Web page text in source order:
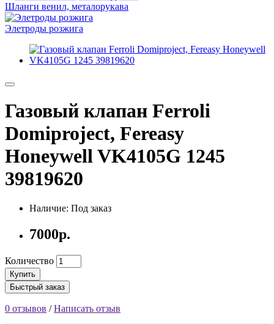
Шланги венил, металорукава
Элетроды розжига
Газовый клапан Ferroli
Domiproject, Fereasy
Honeywell VK4105G 1245
39819620
Наличие: Под заказ
7000р.
Количество
Купить
Быстрый заказ
0 отзывов /Написать отзыв